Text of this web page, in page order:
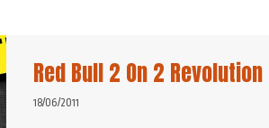
Red Bull 2 On 2
18/06/2011